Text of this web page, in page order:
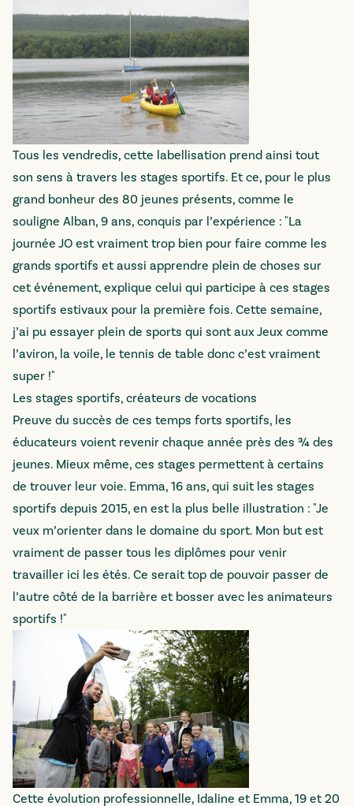
Tous les vendredis, cette labellisation prend ainsi tout
son sens à travers les stages sportifs. Et ce, pour le plus
grand bonheur des 80 jeunes présents, comme le
souligne Alban, 9 ans, conquis par l’expérience : "La
journée JO est vraiment trop bien pour faire comme les
grands sportifs et aussi apprendre plein de choses sur
cet événement, explique celui qui participe à ces stages
sportifs estivaux pour la première fois. Cette semaine,
j’ai pu essayer plein de sports qui sont aux Jeux comme
l’aviron, la voile, le tennis de table donc c’est vraiment
super !"
Les stages sportifs, créateurs de vocations
Preuve du succès de ces temps forts sportifs, les
éducateurs voient revenir chaque année près des ¾ des
jeunes. Mieux même, ces stages permettent à certains
de trouver leur voie. Emma, 16 ans, qui suit les stages
sportifs depuis 2015, en est la plus belle illustration : "Je
veux m’orienter dans le domaine du sport. Mon but est
vraiment de passer tous les diplômes pour venir
travailler ici les étés. Ce serait top de pouvoir passer de
l’autre côté de la barrière et bosser avec les animateurs
sportifs !"
Cette évolution professionnelle, Idaline et Emma, 19 et 20